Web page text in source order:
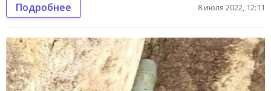
Подробнее 8 июля 2022, 12:11